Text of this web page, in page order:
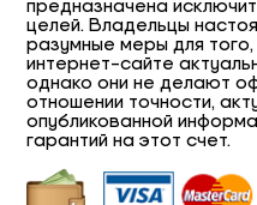
предназначена
целей. Владельцы
разумные меры для
интернет-сайте
однако они не делают
отношении точности,
опубликованной
гарантий на этот счет.